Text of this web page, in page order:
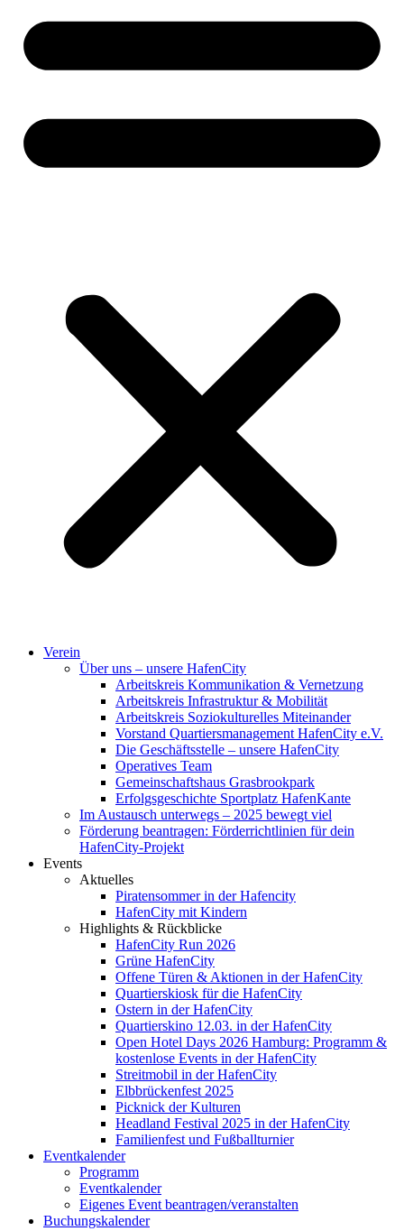
Verein
Über uns – unsere HafenCity
Arbeitskreis Kommunikation & Vernetzung
Arbeitskreis Infrastruktur & Mobilität
Arbeitskreis Soziokulturelles Miteinander
Vorstand Quartiersmanagement HafenCity e.V.
Die Geschäftsstelle – unsere HafenCity
Operatives Team
Gemeinschaftshaus Grasbrookpark
Erfolgsgeschichte Sportplatz HafenKante
Im Austausch unterwegs – 2025 bewegt viel
Förderung beantragen: Förderrichtlinien für dein
HafenCity-Projekt
Events
Aktuelles
Piratensommer in der Hafencity
HafenCity mit Kindern
Highlights & Rückblicke
HafenCity Run 2026
Grüne HafenCity
Offene Türen & Aktionen in der HafenCity
Quartierskiosk für die HafenCity
Ostern in der HafenCity
Quartierskino 12.03. in der HafenCity
Open Hotel Days 2026 Hamburg: Programm &
kostenlose Events in der HafenCity
Streitmobil in der HafenCity
Elbbrückenfest 2025
Picknick der Kulturen
Headland Festival 2025 in der HafenCity
Familienfest und Fußballturnier
Eventkalender
Programm
Eventkalender
Eigenes Event beantragen/veranstalten
Buchungskalender